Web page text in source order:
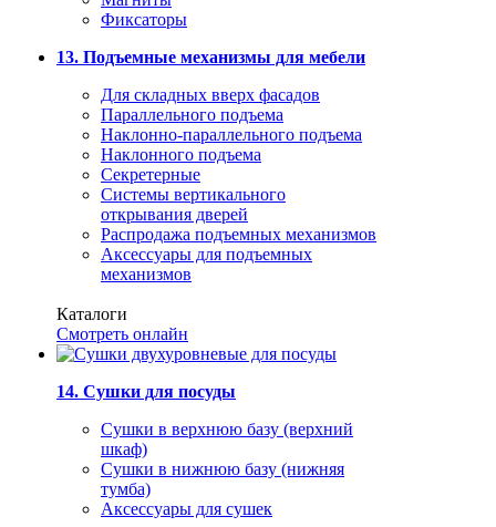
Фиксаторы
13. Подъемные механизмы для мебели
Для складных вверх фасадов
Параллельного подъема
Наклонно-параллельного подъема
Наклонного подъема
Секретерные
Системы вертикального
открывания дверей
Распродажа подъемных механизмов
Аксессуары для подъемных
механизмов
Каталоги
Смотреть онлайн
14. Сушки для посуды
Сушки в верхнюю базу (верхний
шкаф)
Сушки в нижнюю базу (нижняя
тумба)
Аксессуары для сушек